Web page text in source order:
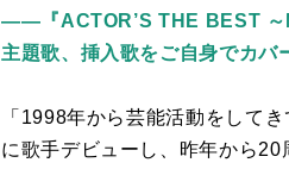
——『ACTOR’S THE BEST
主題歌、挿入歌をご自身でカバ
「1998年から芸能活動をして
に歌手デビューし、昨年から20